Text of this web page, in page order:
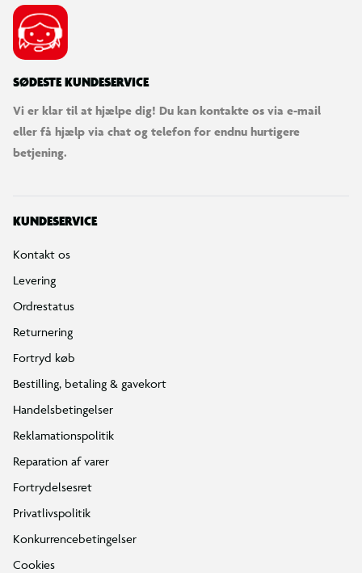
SØDESTE KUNDESERVICE
Vi er klar til at hjælpe dig! Du kan kontakte os via e-mail
eller få hjælp via chat og telefon for endnu hurtigere
betjening.
KUNDESERVICE
Kontakt os
Levering
Ordrestatus
Returnering
Fortryd køb
Bestilling, betaling & gavekort
Handelsbetingelser
Reklamationspolitik
Reparation af varer
Fortrydelsesret
Privatlivspolitik
Konkurrencebetingelser
Cookies